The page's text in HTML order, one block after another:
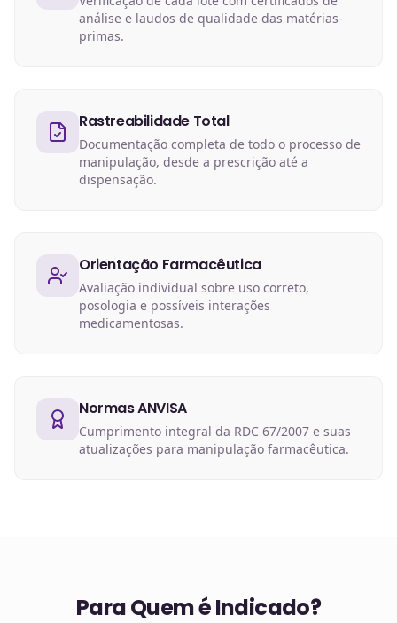
análise e laudos de qualidade das matérias-
primas.
Rastreabilidade Total
Documentação completa de todo o processo de
manipulação, desde a prescrição até a
dispensação.
Orientação Farmacêutica
Avaliação individual sobre uso correto,
posologia e possíveis interações
medicamentosas.
Normas ANVISA
Cumprimento integral da RDC 67/2007 e suas
atualizações para manipulação farmacêutica.
Para Quem é Indicado?